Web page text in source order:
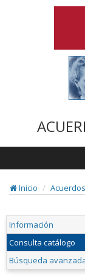
Inicio
Información
Consulta catálogo
Búsqueda